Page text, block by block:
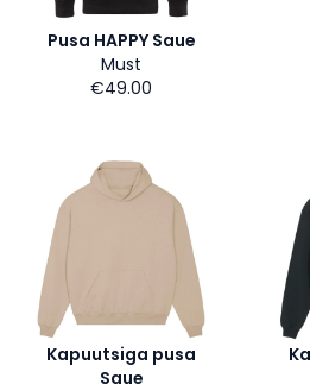
Pusa HAPPY Saue
Must
€49.00
Kapuutsiga pusa
Saue